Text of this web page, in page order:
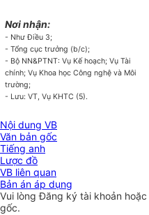
Nơi nhận:
- Như Điều 3;
- Tổng cục trưởng (b/c);
- Bộ NN&PTNT: Vụ Kế hoạch; Vụ Tài
chính; Vụ Khoa học Công nghệ và Môi
trường;
- Lưu: VT, Vụ KHTC (5).
Nội dung VB
Văn bản gốc
Tiếng anh
Lược đồ
VB liên quan
Bản án áp dụng
Vui lòngĐăng ký tài khoản hoặc
gốc.